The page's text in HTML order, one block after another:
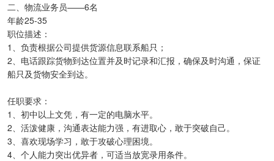
二、物流业务员——6名
年龄25-35
职位描述：
1、负责根据公司提供货源信息联系船只；
2、电话跟踪货物到达位置并及时记录和汇报，确保及时沟通，保证
船只及货物安全到达。
任职要求：
1、初中以上文凭，有一定的电脑水平。
2、活泼健康，沟通表达能力强，有进取心，敢于突破自己。
3、喜欢现场学习，敢于攻破心理困境。
4、个人能力突出优异者，可适当放宽录用条件。